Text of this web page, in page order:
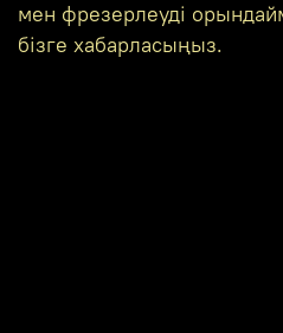
мен фрезерлеуді
бізге хабарласыңыз.